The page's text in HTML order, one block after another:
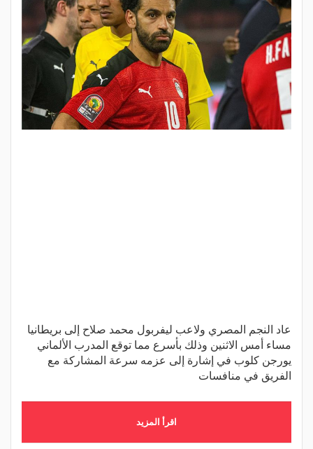
عاد النجم المصري ولاعب ليفربول محمد صلاح إلى بريطانيا
مساء أمس الاثنين وذلك بأسرع مما توقع المدرب الألماني
يورجن كلوب في إشارة إلى عزمه سرعة المشاركة مع
الفريق في منافسات
اقرأ المزيد